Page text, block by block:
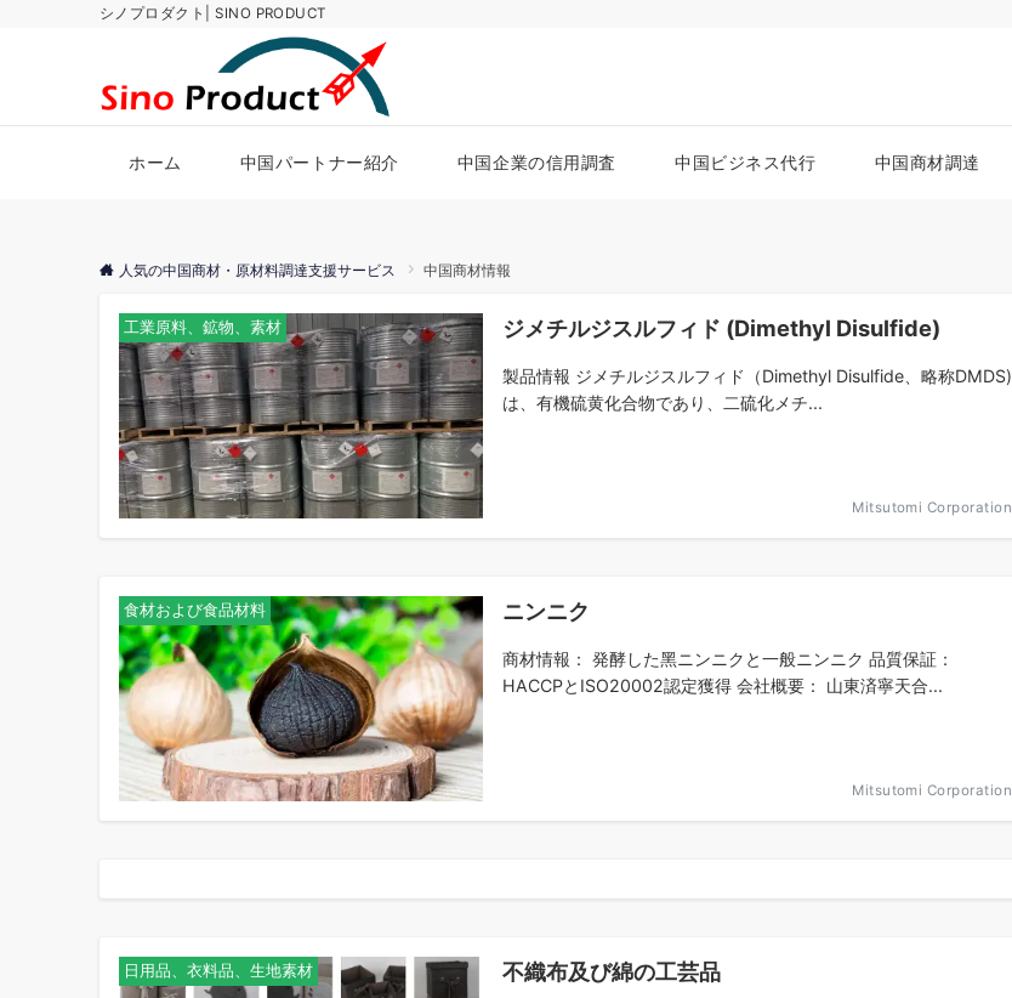
シノプロダクト| SINO PRODUCT
ホーム 中国パートナー紹介 中国企業の信用調査 中国ビジネス代行 中国商材調達
人気の中国商材・原材料調達支援サービス 中国商材情報
工業原料、鉱物、素材 ジメチルジスルフィド (Dimethyl Disulfide)
製品情報 ジメチルジスルフィド（Dimethyl Disulfide、略称DMDS)
は、有機硫黄化合物であり、二硫化メチ...
Mitsutomi Corporation
食材および食品材料 ニンニク
商材情報： 発酵した黑ニンニクと一般ニンニク 品質保証：
HACCPとISO20002認定獲得 会社概要： 山東済寧天合...
Mitsutomi Corporation
日用品、衣料品、生地素材 不織布及び綿の工芸品